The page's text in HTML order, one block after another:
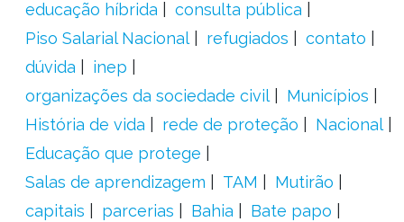
educação híbrida
consulta pública
Piso Salarial Nacional
refugiados
contato
dúvida
inep
organizações da sociedade civil
Municípios
História de vida
rede de proteção
Nacional
Educação que protege
Salas de aprendizagem
TAM
Mutirão
capitais
parcerias Bahia
Bate papo